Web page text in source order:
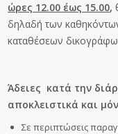
ώρες 12.00 έως 15.00,
δηλαδή των
καταθέσεων
Άδειες κατά την
αποκλειστικά και
Σε περιπτώσεις